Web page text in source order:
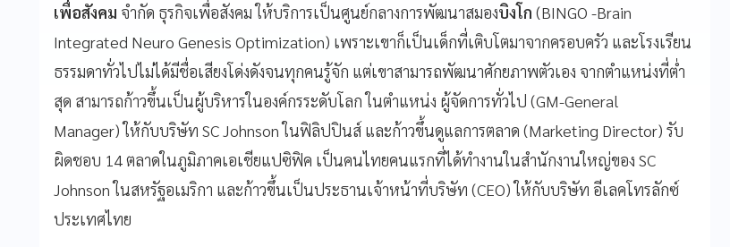
เพื่อสังคม จำกัด ธุรกิจเพื่อสังคม ให้บริการเป็นศูนย์กลางการพัฒนาสมองบิงโก (BINGO -Brain
Integrated Neuro Genesis Optimization) เพราะเขาก็เป็นเด็กที่เติบโตมาจากครอบครัว และโรงเรียน
ธรรมดาทั่วไปไม่ได้มีชื่อเสียงโด่งดังจนทุกคนรู้จัก แต่เขาสามารถพัฒนาศักยภาพตัวเอง จากตำแหน่งที่ต่ำ
สุด สามารถก้าวขึ้นเป็นผู้บริหารในองค์กรระดับโลก ในตำแหน่ง ผู้จัดการทั่วไป (GM-General
Manager) ให้กับบริษัท SC Johnson ในฟิลิปปินส์ และก้าวขึ้นดูแลการตลาด (Marketing Director) รับ
ผิดชอบ 14 ตลาดในภูมิภาคเอเชียแปซิฟิค เป็นคนไทยคนแรกที่ได้ทำงานในสำนักงานใหญ่ของ SC
Johnson ในสหรัฐอเมริกา และก้าวขึ้นเป็นประธานเจ้าหน้าที่บริษัท (CEO) ให้กับบริษัท อีเลคโทรลักซ์
ประเทศไทย